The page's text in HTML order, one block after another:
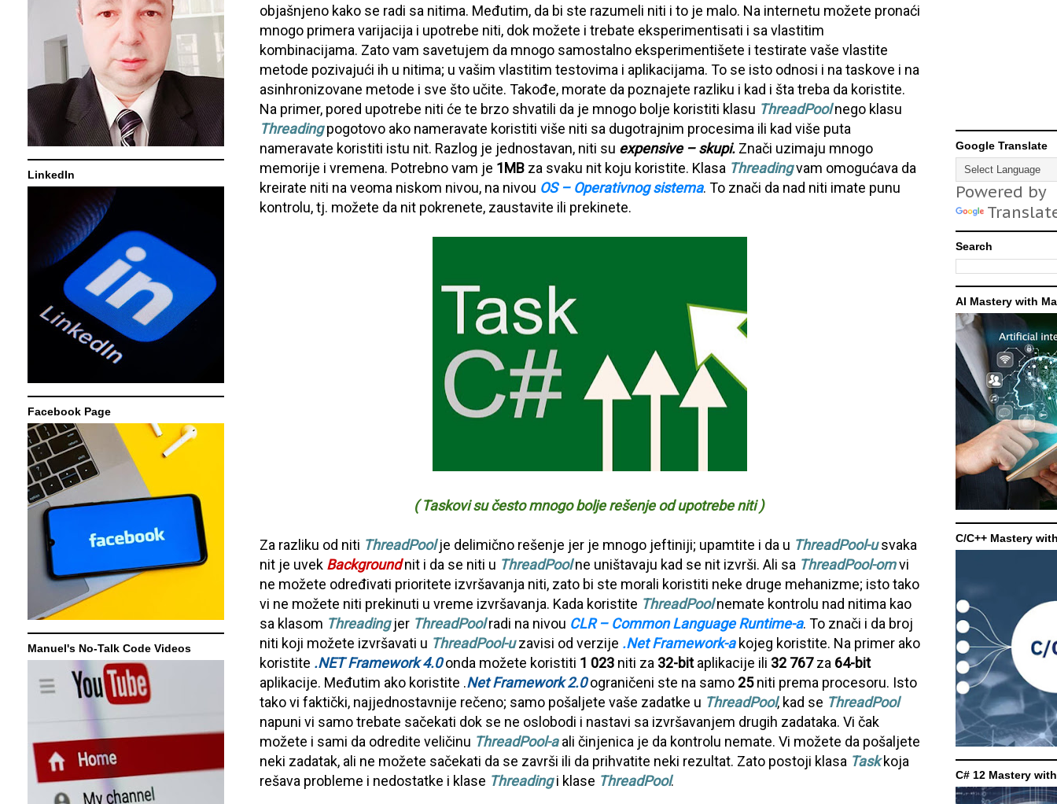
objašnjeno kako se radi sa nitima. Međutim, da bi ste razumeli niti i to je malo. Na internetu možete pronaći
mnogo primera varijacija i upotrebe niti, dok možete i trebate eksperimentisati i sa vlastitim
kombinacijama. Zato vam savetujem da mnogo samostalno eksperimentišete i testirate vaše vlastite
metode pozivajući ih u nitima; u vašim vlastitim testovima i aplikacijama. To se isto odnosi i na taskove i na
asinhronizovane metode i sve što učite. Takođe, morate da poznajete razliku i kad i šta treba da koristite.
Na primer, pored upotrebe niti će te brzo shvatili da je mnogo bolje koristiti klasu ThreadPoolnego klasu
Threadingpogotovo ako nameravate koristiti više niti sa dugotrajnim procesima ili kad više puta
nameravate koristiti istu nit. Razlog je jednostavan, niti su expensive – skupi. Znači uzimaju mnogo
memorije i vremena. Potrebno vam je 1MB za svaku nit koju koristite. Klasa Threadingvam omogućava da
kreirate niti na veoma niskom nivou, na nivou OS – Operativnog sistema. To znači da nad niti imate punu
kontrolu, tj. možete da nit pokrenete, zaustavite ili prekinete.
( Taskovi su često mnogo bolje rešenje od upotrebe niti )
Za razliku od niti ThreadPoolje delimično rešenje jer je mnogo jeftiniji; upamtite i da u ThreadPool-usvaka
nit je uvek Backgroundnit i da se niti u ThreadPoolne uništavaju kad se nit izvrši. Ali sa ThreadPool-omvi
ne možete određivati prioritete izvršavanja niti, zato bi ste morali koristiti neke druge mehanizme; isto tako
vi ne možete niti prekinuti u vreme izvršavanja. Kada koristite ThreadPoolnemate kontrolu nad nitima kao
sa klasom Threadingjer ThreadPoolradi na nivou CLR – Common Language Runtime-a. To znači i da broj
niti koji možete izvršavati u ThreadPool-uzavisi od verzije .Net Framework-akojeg koristite. Na primer ako
koristite .NET Framework 4.0onda možete koristiti 1 023 niti za 32-bitaplikacije ili 32 767za 64-bit
aplikacije. Međutim ako koristite .Net Framework 2.0ograničeni ste na samo 25niti prema procesoru. Isto
tako vi faktički, najjednostavnije rečeno; samo pošaljete vaše zadatke u ThreadPool, kad se ThreadPool
napuni vi samo trebate sačekati dok se ne oslobodi i nastavi sa izvršavanjem drugih zadataka. Vi čak
možete i sami da odredite veličinu ThreadPool-aali činjenica je da kontrolu nemate. Vi možete da pošaljete
neki zadatak, ali ne možete sačekati da se završi ili da prihvatite neki rezultat. Zato postoji klasa Taskkoja
rešava probleme i nedostatke i klase Threadingi klase ThreadPool.
LinkedIn
Facebook Page
Manuel's No-Talk Code Videos
Google Translate
Powered by
Search
AI Mastery with
C/C++ Mastery
C# 12 Mastery